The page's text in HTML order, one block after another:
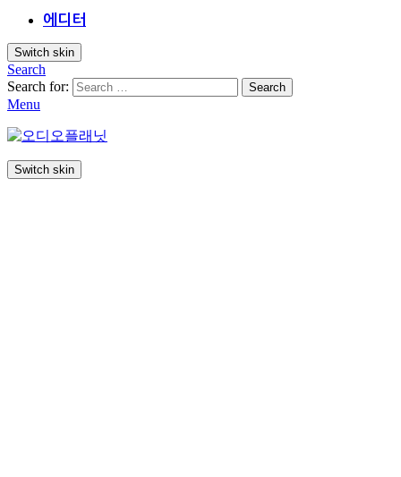
에디터
Switch skin
Search
Search for:
Search
Menu
Switch skin